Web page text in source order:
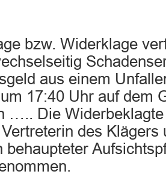
bzw. Widerklage
aus einem
17:40 Uhr auf dem
….. Die Widerbeklagte
des Klägers
behaupteter